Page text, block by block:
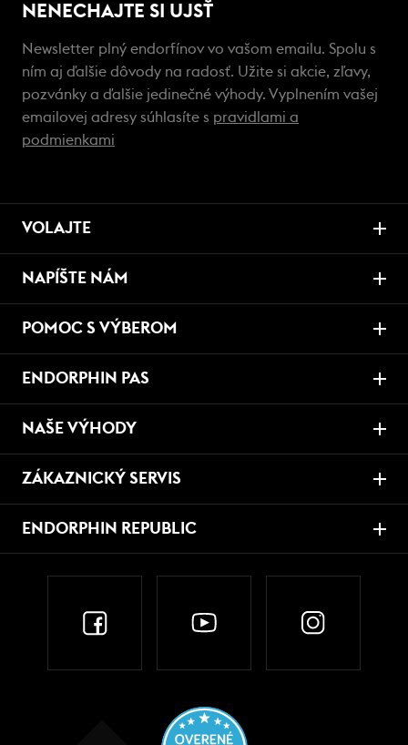
NENECHAJTE SI UJSŤ
Newsletter plný endorfínov vo vašom emailu. Spolu s
ním aj ďalšie dôvody na radosť. Užite si akcie, zľavy,
pozvánky a ďalšie jedinečné výhody. Vyplnením vašej
emailovej adresy súhlasíte s pravidlami a
podmienkami
VOLAJTE
NAPÍŠTE NÁM
POMOC S VÝBEROM
ENDORPHIN PAS
NAŠE VÝHODY
ZÁKAZNICKÝ SERVIS
ENDORPHIN REPUBLIC